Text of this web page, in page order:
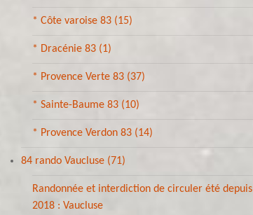
* Côte varoise 83 (15)
* Dracénie 83 (1)
* Provence Verte 83 (37)
* Sainte-Baume 83 (10)
* Provence Verdon 83 (14)
84 rando Vaucluse (71)
Randonnée et interdiction de circuler été depuis
2018 : Vaucluse